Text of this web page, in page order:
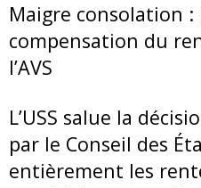
Maigre consolation :
compensation du
l’AVS
L’USS salue la
par le Conseil des
entièrement les